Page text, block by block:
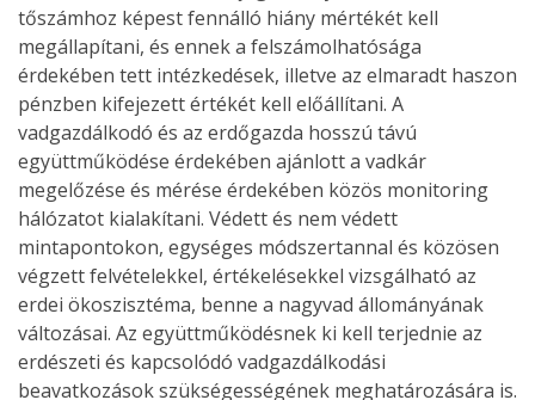
tőszámhoz képest fennálló hiány mértékét kell
megállapítani, és ennek a felszámolhatósága
érdekében tett intézkedések, illetve az elmaradt haszon
pénzben kifejezett értékét kell előállítani. A
vadgazdálkodó és az erdőgazda hosszú távú
együttműködése érdekében ajánlott a vadkár
megelőzése és mérése érdekében közös monitoring
hálózatot kialakítani. Védett és nem védett
mintapontokon, egységes módszertannal és közösen
végzett felvételekkel, értékelésekkel vizsgálható az
erdei ökoszisztéma, benne a nagyvad állományának
változásai. Az együttműködésnek ki kell terjednie az
erdészeti és kapcsolódó vadgazdálkodási
beavatkozások szükségességének meghatározására is.